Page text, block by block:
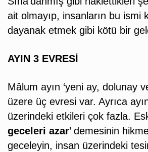
ait olmayıp, insanların bu ismi
dayanak etmek gibi kötü bir
AYIN 3 EVRESİ
Mâlum ayın ‘yeni ay, dolunay
üzere üç evresi var. Ayrıca
üzerindeki etkileri çok fazla.
geceleri azar’ demesinin
geceleyin, insan üzerindeki